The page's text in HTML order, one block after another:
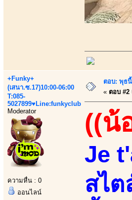
+Funky+
(เสนา.ซ.17)10:00-06:00
T:085-
5027899♥Line:funkyclub
Moderator
ความหื่น : 0
ออนไลน์
ตอบ: พุธ
« ตอบ #2
((น้
Je
สไ